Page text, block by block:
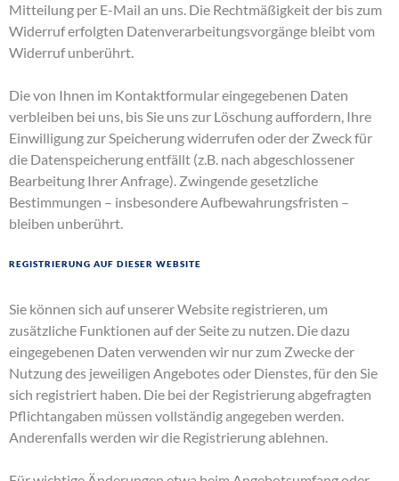
Mitteilung per E-Mail an uns. Die Rechtmäßigkeit der bis zum
Widerruf erfolgten Datenverarbeitungsvorgänge bleibt vom
Widerruf unberührt.
Die von Ihnen im Kontaktformular eingegebenen Daten
verbleiben bei uns, bis Sie uns zur Löschung auffordern, Ihre
Einwilligung zur Speicherung widerrufen oder der Zweck für
die Datenspeicherung entfällt (z.B. nach abgeschlossener
Bearbeitung Ihrer Anfrage). Zwingende gesetzliche
Bestimmungen – insbesondere Aufbewahrungsfristen –
bleiben unberührt.
Registrierung auf dieser Website
Sie können sich auf unserer Website registrieren, um
zusätzliche Funktionen auf der Seite zu nutzen. Die dazu
eingegebenen Daten verwenden wir nur zum Zwecke der
Nutzung des jeweiligen Angebotes oder Dienstes, für den Sie
sich registriert haben. Die bei der Registrierung abgefragten
Pflichtangaben müssen vollständig angegeben werden.
Anderenfalls werden wir die Registrierung ablehnen.